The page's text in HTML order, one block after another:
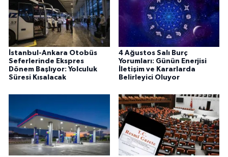
İstanbul-Ankara Otobüs
Seferlerinde Ekspres
Dönem Başlıyor: Yolculuk
Süresi Kısalacak
4 Ağustos Salı Burç
Yorumları: Günün Enerjisi
İletişim ve Kararlarda
Belirleyici Oluyor